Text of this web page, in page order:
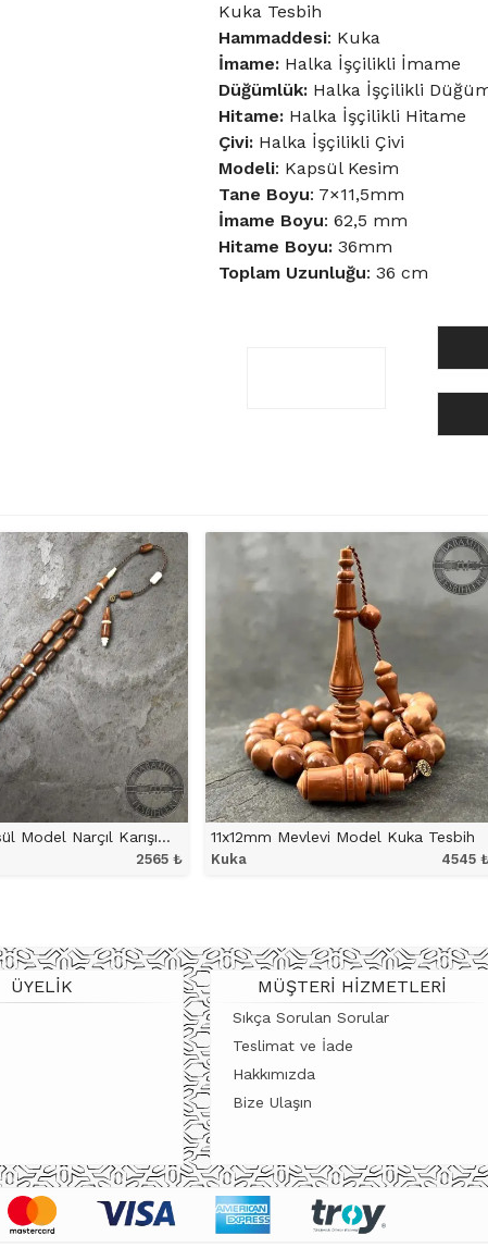
Kuka Tesbih
Hammaddesi: Kuka
İmame: Halka İşçilikli İmame
Düğümlük: Halka İşçilikli
Hitame: Halka İşçilikli Hitame
Çivi: Halka İşçilikli Çivi
Modeli: Kapsül Kesim
Tane Boyu: 7×11,5mm
İmame Boyu: 62,5 mm
Hitame Boyu: 36mm
Toplam Uzunluğu: 36 cm
adet
7x11mm Kapsül Model Narçıl Karışımlı Kuka Tesbih
2565 ₺
11x12mm Mevlevi Model Kuka Tesbih
Kuka 4545
ÜYELIK MÜŞTERI HIZMETLERI
Sıkça Sorulan Sorular
Teslimat ve İade
Hakkımızda
Bize Ulaşın